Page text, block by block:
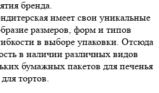
бренда.
имеет свои уникальные
размеров, форм и типов
в выборе упаковки. Отсюда
в наличии различных видов
бумажных пакетов для печенья
тортов.